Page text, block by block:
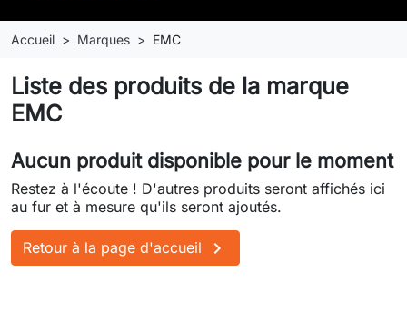
Accueil Marques EMC
Liste des produits de la marque
EMC
Aucun produit disponible pour le moment
Restez à l'écoute ! D'autres produits seront affichés ici
au fur et à mesure qu'ils seront ajoutés.
Retour à la page d'accueil 